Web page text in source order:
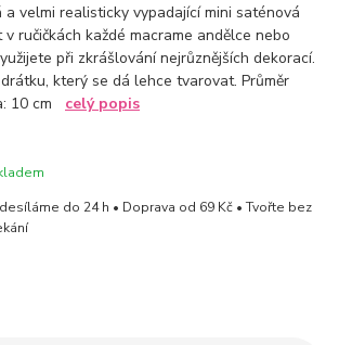
velmi realisticky vypadající mini saténová
ručičkách každé macrame andělce nebo
při zkrášlování nejrůznějších dekorací.
který se dá lehce tvarovat. Průměr
10 cm celý popis
do 24 h • Doprava od 69 Kč • Tvořte bez